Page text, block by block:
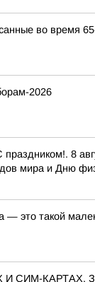
во время
2026
8
мира и Дню
— это такой
СИМ-КАРТАХ.